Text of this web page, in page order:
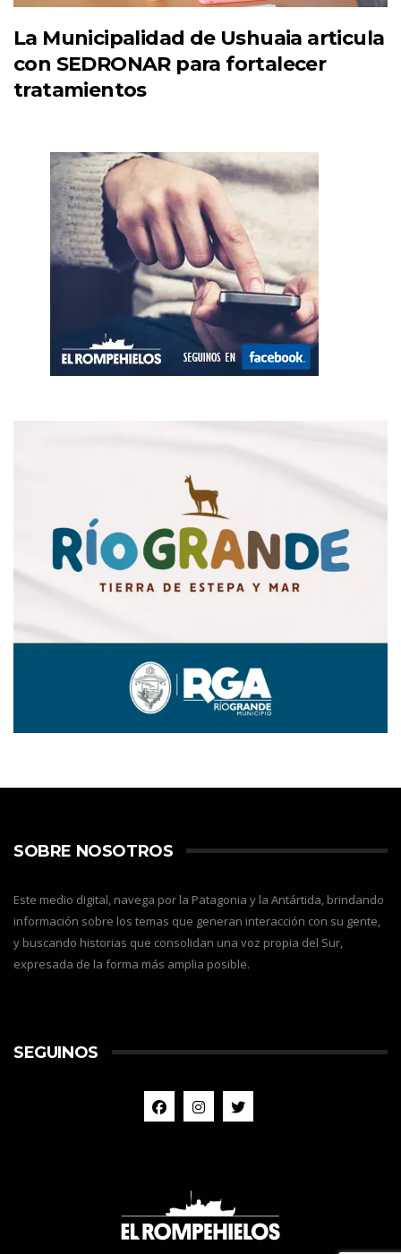
La Municipalidad de Ushuaia articula
con SEDRONAR para fortalecer
tratamientos
SOBRE NOSOTROS
Este medio digital, navega por la Patagonia y la Antártida, brindando
información sobre los temas que generan interacción con su gente,
y buscando historias que consolidan una voz propia del Sur,
expresada de la forma más amplia posible.
SEGUINOS